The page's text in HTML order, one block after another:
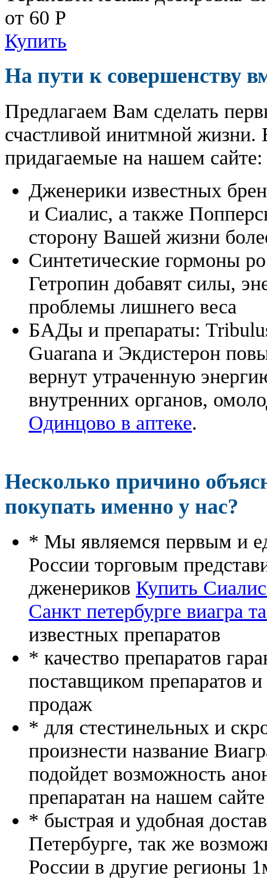
от 60 Р
Купить
На пути к совершенству
Предлагаем Вам сделать
счастливой инитмной жизни.
придагаемые на нашем сайте:
Дженерики известных
и Сиалис, а также
сторону Вашей жизни
Синтетические гормоны
Гетропин добавят силы,
проблемы лишнего веса
БАДы и препараты:
Guarana и Экдистерон
вернут утраченную
внутренних органов,
Одинцово в аптеке.
Несколько причино
покупать именно у нас?
* Мы являемся первым и
России торговым
дженериков Купить
Санкт петербурге виагра
известных препаратов
* качество препаратов
поставщиком препаратов
продаж
* для стестинельных и
произнести название
подойдет возможность
препаратан на нашем
* быстрая и удобная
Петербурге, так же
России в другие регионы